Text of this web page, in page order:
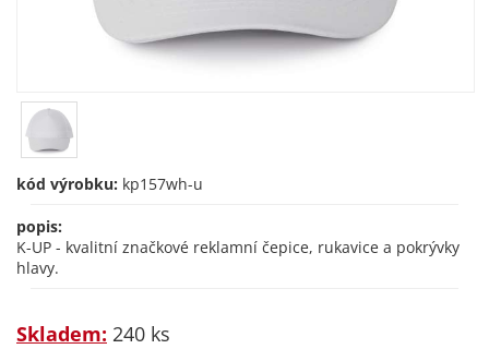
kód výrobku: kp157wh-u
popis:
K-UP - kvalitní značkové reklamní čepice, rukavice a pokrývky
hlavy.
Skladem: 240 ks